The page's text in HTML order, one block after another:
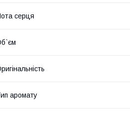
серця
аромату